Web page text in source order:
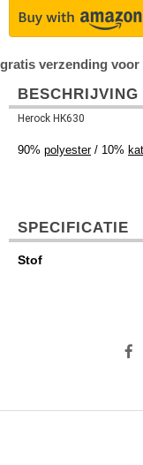
gratis verzending voor
BESCHRIJVING
Herock HK630
90% polyester/ 10%
SPECIFICATIE
Stof